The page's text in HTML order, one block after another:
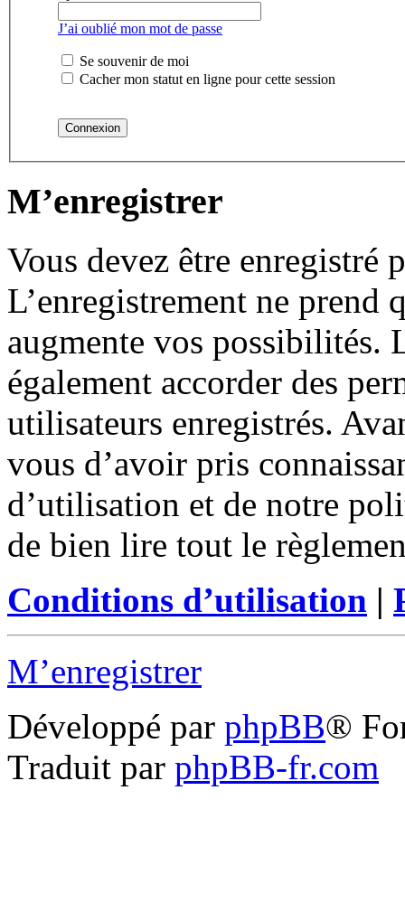
J’ai oublié mon mot de passe
Se souvenir de moi
Cacher mon statut en ligne pour cette session
M’enregistrer
Vous devez être enregistré
L’enregistrement ne prend
augmente vos possibilités.
également accorder des
utilisateurs enregistrés.
vous d’avoir pris
d’utilisation et de notre
de bien lire tout le
Conditions d’utilisation |
M’enregistrer
Développé par phpBB®
Traduit par phpBB-fr.com